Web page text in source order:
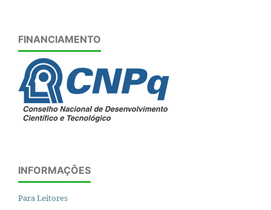
FINANCIAMENTO
INFORMAÇÕES
Para Leitores